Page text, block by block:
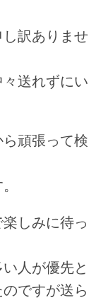
訳ありませ
送れずにい
頑張って検
しみに待っ
人が優先と
ですが送ら